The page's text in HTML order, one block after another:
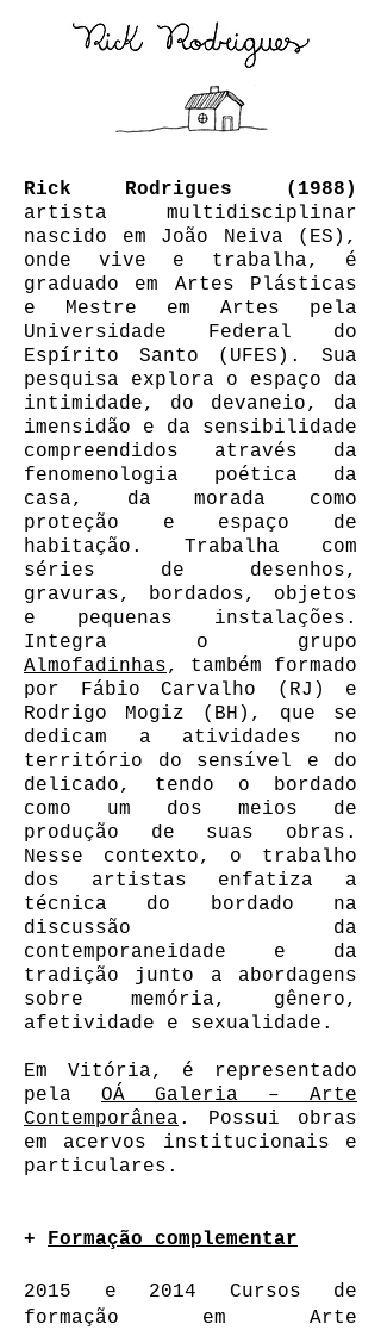
Rick Rodrigues (1988)
artista multidisciplinar
nascido em João Neiva (ES),
onde vive e trabalha, é
graduado em Artes Plásticas
e Mestre em Artes pela
Universidade Federal do
Espírito Santo (UFES). Sua
pesquisa explora o espaço da
intimidade, do devaneio, da
imensidão e da sensibilidade
compreendidos através da
fenomenologia poética da
casa, da morada como
proteção e espaço de
habitação. Trabalha com
séries de desenhos,
gravuras, bordados, objetos
e pequenas instalações.
Integra o grupo
Almofadinhas, também formado
por Fábio Carvalho (RJ) e
Rodrigo Mogiz (BH), que se
dedicam a atividades no
território do sensível e do
delicado, tendo o bordado
como um dos meios de
produção de suas obras.
Nesse contexto, o trabalho
dos artistas enfatiza a
técnica do bordado na
discussão da
contemporaneidade e da
tradição junto a abordagens
sobre memória, gênero,
afetividade e sexualidade.
Em Vitória, é representado
pela OÁ Galeria – Arte
Contemporânea . Possui obras
em acervos institucionais e
particulares.
+ Formação complementar
2015 e 2014 Cursos de
formação em Arte